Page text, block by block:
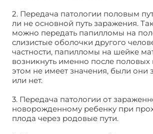
2. Передача патологии половым
ли не основной путь заражения.
можно передать папилломы на
слизистые оболочки другого
частности, папилломы на шейке
возникнуть именно после половых
этом не имеет значения, были
или нет.
3. Передача патологии от
новорожденному ребенку при
плода через родовые пути.